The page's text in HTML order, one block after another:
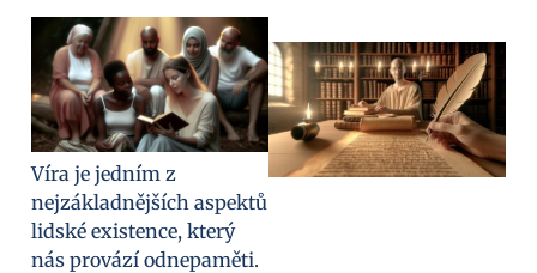
Víra je jedním z
nejzákladnějších aspektů
lidské existence, který
nás provází odnepaměti.